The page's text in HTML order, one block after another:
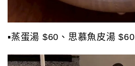
▪️蒸蛋湯 $60、思慕魚皮湯 $60